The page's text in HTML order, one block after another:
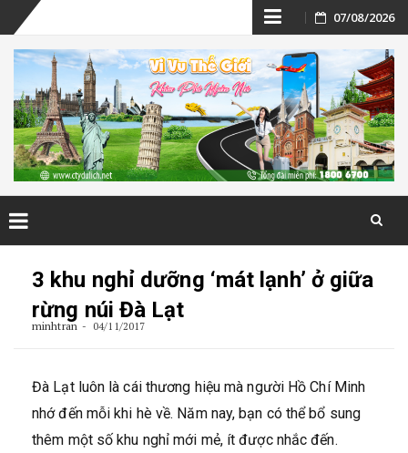
Skip
to
content
07/08/2026
3 khu nghỉ dưỡng ‘mát lạnh’ ở giữa
rừng núi Đà Lạt
minhtran 04/11/2017
Đà Lạt luôn là cái thương hiệu mà người Hồ Chí Minh
nhớ đến mỗi khi hè về. Năm nay, bạn có thể bổ sung
thêm một số khu nghỉ mới mẻ, ít được nhắc đến.